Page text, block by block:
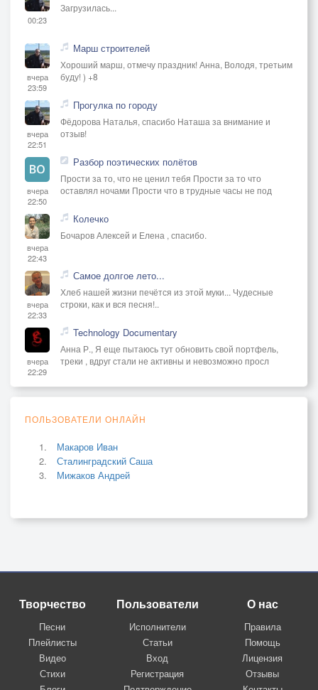
00:23
Загрузилась...
вчера
23:59
Марш строителей
Хороший марш, отмечу праздник! Анна, Володя, третьим
буду! ) +8
вчера
22:51
Прогулка по городу
Фёдорова Наталья, спасибо Наташа за внимание и
отзыв!
вчера
22:50
Разбор поэтических полётов
Прости за то, что не ценил тебя Прости за то что
оставлял ночами Прости что в трудные часы не под
вчера
22:43
Колечко
Бочаров Алексей и Елена , спасибо.
вчера
22:33
Самое долгое лето...
Хлеб нашей жизни печётся из этой муки... Чудесные
строки, как и вся песня!..
вчера
22:29
Technology Documentary
Анна Р., Я еще пытаюсь тут обновить свой портфель,
треки , вдруг стали не активны и невозможно просл
ПОЛЬЗОВАТЕЛИ ОНЛАЙН
Макаров Иван
Сталинградский Саша
Мижаков Андрей
Творчество
Песни
Плейлисты
Видео
Стихи
Пользователи
Исполнители
Статьи
Вход
Регистрация
О нас
Правила
Помощь
Лицензия
Отзывы